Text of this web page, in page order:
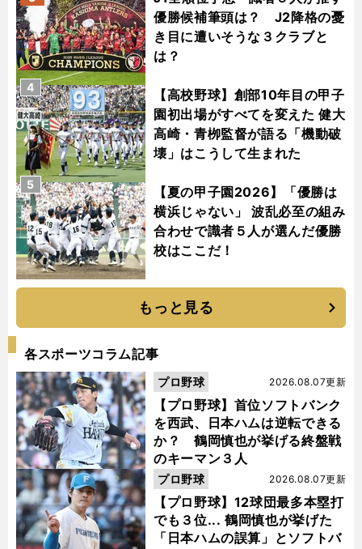
優勝候補筆頭は？ J2降格の憂
き目に遭いそうな３クラブと
は？
【高校野球】創部10年目の甲子
園初出場がすべてを変えた 健大
高崎・青栁監督が語る「機動破
壊」はこうして生まれた
4
【夏の甲子園2026】「優勝は
横浜じゃない」 波乱必至の組み
合わせで識者５人が選んだ優勝
校はここだ！
5
もっと見る
各スポーツコラム記事
【プロ野球】首位ソフトバンク
を西武、日本ハムは逆転できる
か？ 鶴岡慎也が挙げる終盤戦
のキーマン３人
2026.08.07更新
プロ野球
【プロ野球】12球団最多本塁打
でも３位... 鶴岡慎也が挙げた
「日本ハムの誤算」とソフトバ
2026.08.07更新
プロ野球